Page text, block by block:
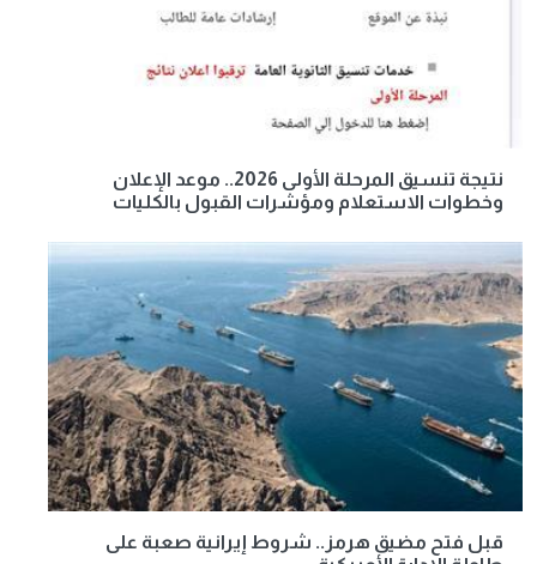
نتيجة تنسيق المرحلة الأولى 2026.. موعد الإعلان
وخطوات الاستعلام ومؤشرات القبول بالكليات
قبل فتح مضيق هرمز.. شروط إيرانية صعبة على